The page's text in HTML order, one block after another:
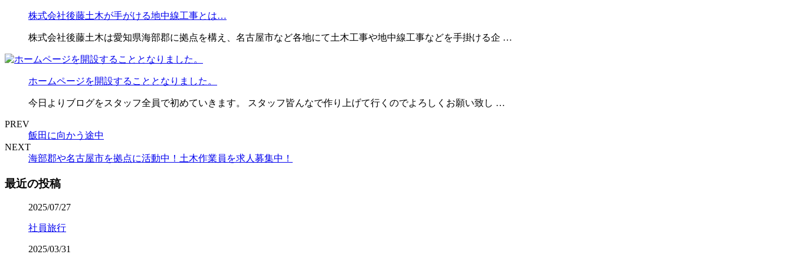
株式会社後藤土木が手がける地中線工事とは…
株式会社後藤土木は愛知県海部郡に拠点を構え、名古屋市など各地にて土木工事や地中線工事などを手掛ける企 …
ホームページを開設することとなりました。
今日よりブログをスタッフ全員で初めていきます。 スタッフ皆んなで作り上げて行くのでよろしくお願い致し …
PREV
飯田に向かう途中
NEXT
海部郡や名古屋市を拠点に活動中！土木作業員を求人募集中！
最近の投稿
2025/07/27
社員旅行
2025/03/31